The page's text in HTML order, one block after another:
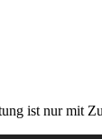
ist nur mit